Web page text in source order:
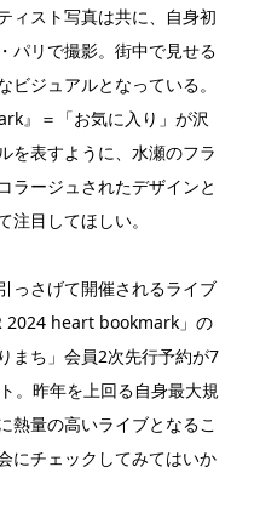
ィスト写真は共に、自身初
パリで撮影。街中で見せる
ジュアルとなっている。
』＝「お気に入り」が沢
を表すように、水瀬のフラ
ラージュされたデザインと
目してほしい。
っさげて開催されるライブ
2024 heart bookmark」の
まち」会員2次先行予約が7
。昨年を上回る自身最大規
熱量の高いライブとなるこ
にチェックしてみてはいか